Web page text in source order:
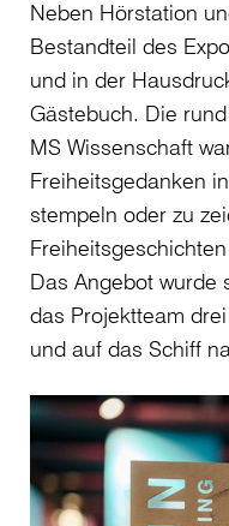
Neben Hörstation
Bestandteil des
und in der
Gästebuch. Die
MS Wissenschaft
Freiheitsgedanken
stempeln oder zu
Das Angebot wurde
das Projektteam
und auf das Schiff